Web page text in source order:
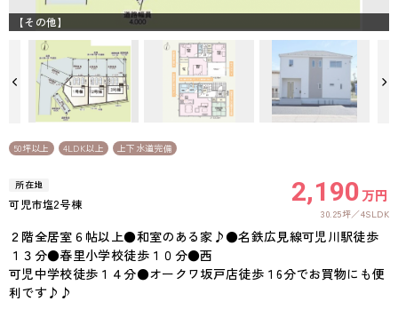
【その他】
50坪以上 4LDK以上 上下水道完備
所在地
可児市塩2号棟 2,190万円
30.25坪 4SLDK
２階全居室６帖以上●和室のある家♪●名鉄広見線可児川駅徒歩
１３分●春里小学校徒歩１０分●西
可児中学校徒歩１４分●オークワ坂戸店徒歩１6分でお買物にも便
利です♪♪